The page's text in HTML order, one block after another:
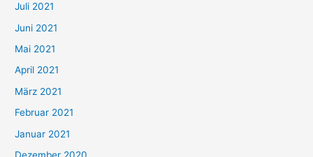
a
c
h
:
Juli 2021
Juni 2021
Mai 2021
April 2021
März 2021
Februar 2021
Januar 2021